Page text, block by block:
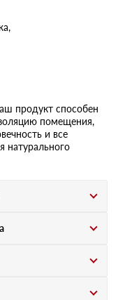
продукт способен
помещения,
и все
натурального